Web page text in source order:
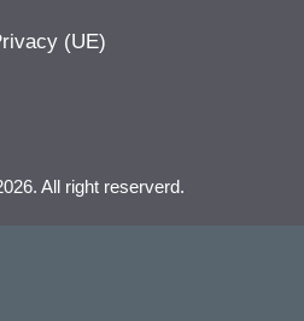
(UE)
All right reserverd.